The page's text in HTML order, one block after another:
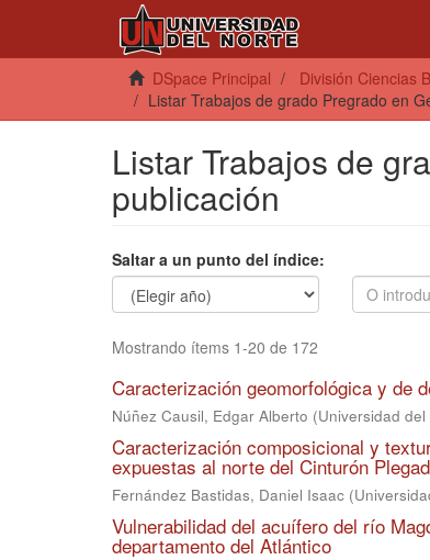
DSpace Principal División Ciencias
Listar Trabajos de grado Pregrado en
Listar Trabajos de
publicación
Saltar a un punto del índice:
Mostrando ítems 1-20 de 172
Caracterización geomorfológica y de
Núñez Causil, Edgar Alberto (Universidad
Caracterización composicional y
expuestas al norte del Cinturón
Fernández Bastidas, Daniel Isaac (
Vulnerabilidad del acuífero del río
departamento del Atlántico